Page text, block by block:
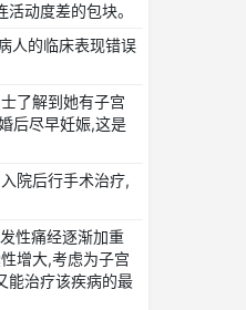
动度差的包块。
人的临床表现错误
了解到她有子宫
后尽早妊娠,这是
院后行手术治疗,
性痛经逐渐加重
增大,考虑为子宫
能治疗该疾病的最